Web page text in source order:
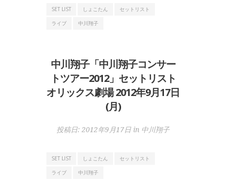
SET LIST しょこたん
セットリスト
ライブ
中川翔子
中川翔子「中川翔子コンサー
トツアー2012」セットリスト
オリックス劇場 2012年9月17日
(月)
投稿日: 2012年9月17日 in 中川翔子
SET LIST しょこたん
セットリスト
ライブ
中川翔子